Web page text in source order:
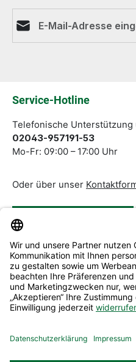
Service-Hotline
Telefonische Unterstützung
02043-957191-53
Mo-Fr: 09:00 – 17:00 Uhr
Oder über unser
Service & Beratung
Informationen